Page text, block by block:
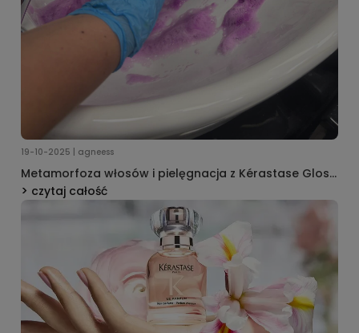
19-10-2025 | agneess
Metamorfoza włosów i pielęgnacja z Kérastase Gloss
Absolu
czytaj całość